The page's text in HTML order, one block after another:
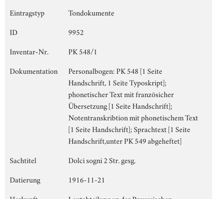
Eintragstyp
Tondokumente
ID
9952
Inventar-Nr.
PK 548/1
Dokumentation
Personalbogen: PK 548 [1 Seite
Handschrift, 1 Seite Typoskript];
phonetischer Text mit französicher
Übersetzung [1 Seite Handschrift];
Notentranskribtion mit phonetischem Text
[1 Seite Handschrift]; Sprachtext [1 Seite
Handschrift,unter PK 549 abgeheftet]
Sachtitel
Dolci sogni 2 Str. gesg.
Datierung
1916-11-21